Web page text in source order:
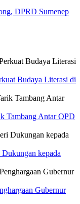
DPRD Sumenep
Budaya Literasi di
Tambang Antar OPD
kepada
Gubernur